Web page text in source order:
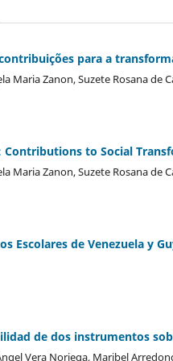
para a
Maria Zanon, Suzete Rosana de
Contributions to Social
Maria Zanon, Suzete Rosana de
Escolares de Venezuela y
de dos instrumentos
Vera Noriega, Maribel